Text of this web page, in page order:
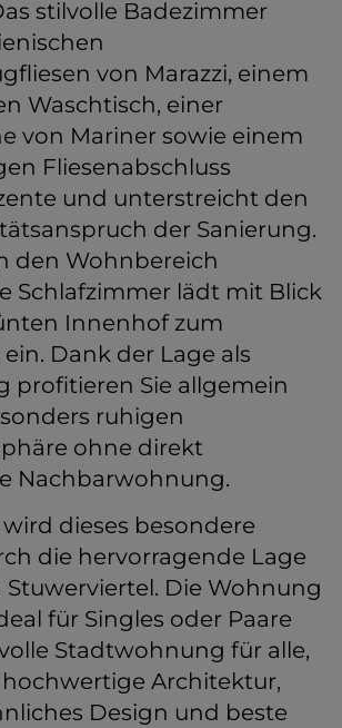
stilvolle Badezimmer
von Marazzi, einem
Waschtisch, einer
von Mariner sowie einem
Fliesenabschluss
und unterstreicht den
der Sanierung.
den Wohnbereich
Schlafzimmer lädt mit Blick
Innenhof zum
Dank der Lage als
profitieren Sie allgemein
ruhigen
ohne direkt
Nachbarwohnung.
dieses besondere
die hervorragende Lage
Die Wohnung
für Singles oder Paare
Stadtwohnung für alle,
Architektur,
Design und beste